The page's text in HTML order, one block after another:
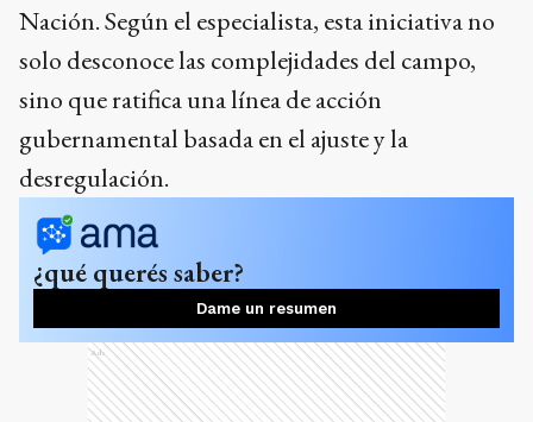
Nación. Según el especialista, esta iniciativa no
solo desconoce las complejidades del campo,
sino que ratifica una línea de acción
gubernamental basada en el ajuste y la
desregulación.
¿qué querés saber?
Dame un resumen
Ads